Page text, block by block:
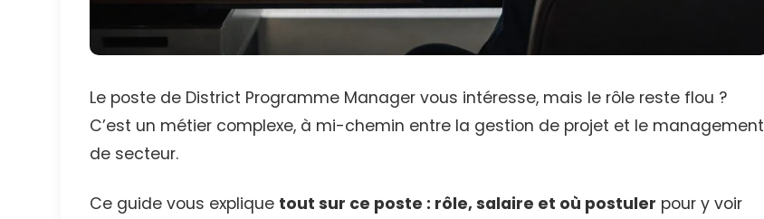
Le poste de District Programme Manager vous intéresse, mais le rôle reste flou ?
C’est un métier complexe, à mi-chemin entre la gestion de projet et le management
de secteur.
Ce guide vous explique tout sur ce poste : rôle, salaire et où postuler pour y voir